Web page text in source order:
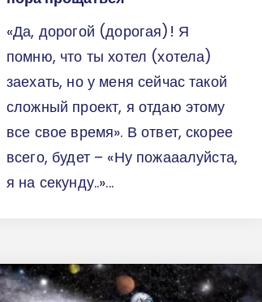
«Да, дорогой (дорогая)! Я
помню, что ты хотел (хотела)
заехать, но у меня сейчас такой
сложный проект, я отдаю этому
все свое время». В ответ, скорее
всего, будет – «Ну пожааалуйста,
я на секунду..»...